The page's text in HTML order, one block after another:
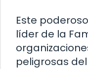
Este
líder de la
peligrosas